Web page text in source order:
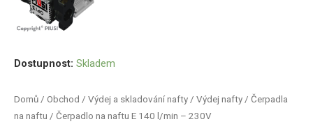
Domů / Obchod / Výdej a skladování nafty / Výdej nafty / Čerpadla
na naftu / Čerpadlo na naftu E 140 l/min – 230V
Dostupnost: Skladem